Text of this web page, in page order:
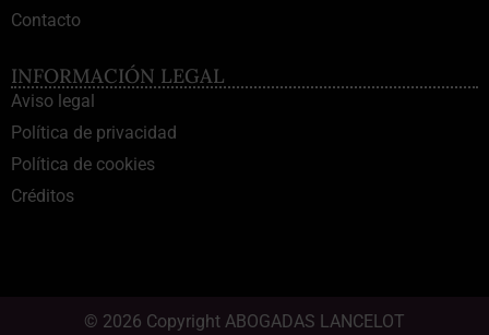
Contacto
INFORMACIÓN LEGAL
Aviso legal
Política de privacidad
Política de cookies
Créditos
© 2026 Copyright ABOGADAS LANCELOT